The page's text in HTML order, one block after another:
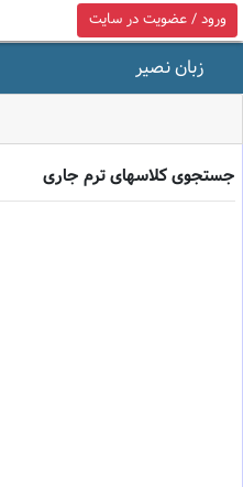
ورود / عضویت در سایت
زبان نصیر
جستجوی کلاسهای ترم جاری